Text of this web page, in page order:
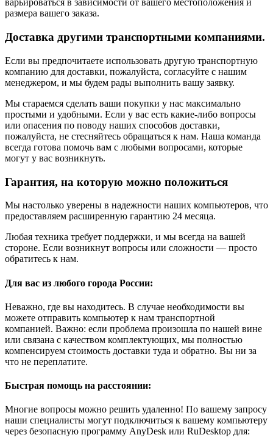
варьироваться в зависимости от вашего местоположения и
размера вашего заказа.
Доставка другими транспортными компаниями.
Если вы предпочитаете использовать другую транспортную
компанию для доставки, пожалуйста, согласуйте с нашим
менеджером, и мы будем рады выполнить вашу заявку.
Мы стараемся сделать ваши покупки у нас максимально
простыми и удобными. Если у вас есть какие-либо вопросы
или опасения по поводу наших способов доставки,
пожалуйста, не стесняйтесь обращаться к нам. Наша команда
всегда готова помочь вам с любыми вопросами, которые
могут у вас возникнуть.
Гарантия, на которую можно положиться
Мы настолько уверены в надежности наших компьютеров, что
предоставляем расширенную гарантию 24 месяца.
Любая техника требует поддержки, и мы всегда на вашей
стороне. Если возникнут вопросы или сложности — просто
обратитесь к нам.
Для вас из любого города России:
Неважно, где вы находитесь. В случае необходимости вы
можете отправить компьютер к нам транспортной
компанией. Важно: если проблема произошла по нашей вине
или связана с качеством комплектующих, мы полностью
компенсируем стоимость доставки туда и обратно. Вы ни за
что не переплатите.
Быстрая помощь на расстоянии:
Многие вопросы можно решить удаленно! По вашему запросу
наши специалисты могут подключиться к вашему компьютеру
через безопасную программу AnyDesk или RuDesktop для: